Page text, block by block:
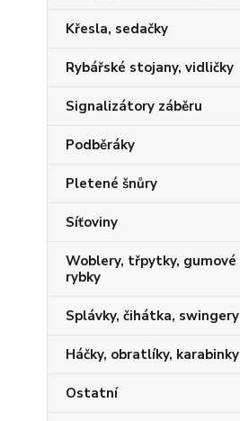
Křesla, sedačky
Rybářské stojany, vidličky
Signalizátory záběru
Podběráky
Pletené šnůry
Síťoviny
Woblery, třpytky, gumové
rybky
Splávky, čihátka, swingery
Háčky, obratlíky, karabinky
Ostatní